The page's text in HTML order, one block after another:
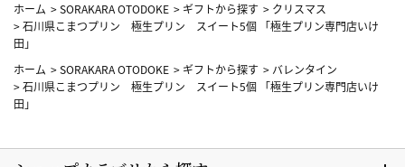
ホーム >SORAKARA OTODOKE > ギフトから探す > クリスマス
>石川県こまつプリン 極生プリン スイート5個 「極生プリン専門店いけ
田」
ホーム >SORAKARA OTODOKE > ギフトから探す > バレンタイン
>石川県こまつプリン 極生プリン スイート5個 「極生プリン専門店いけ
田」